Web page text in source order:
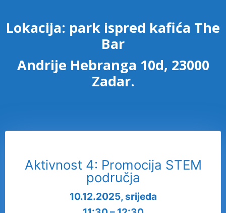
Lokacija: park ispred kafića The
Bar
Andrije Hebranga 10d, 23000
Zadar.
Aktivnost 4: Promocija STEM
područja
10.12.2025, srijeda